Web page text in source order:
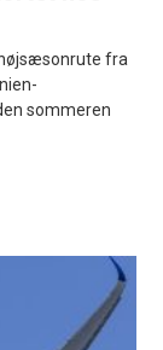
fra
sommeren